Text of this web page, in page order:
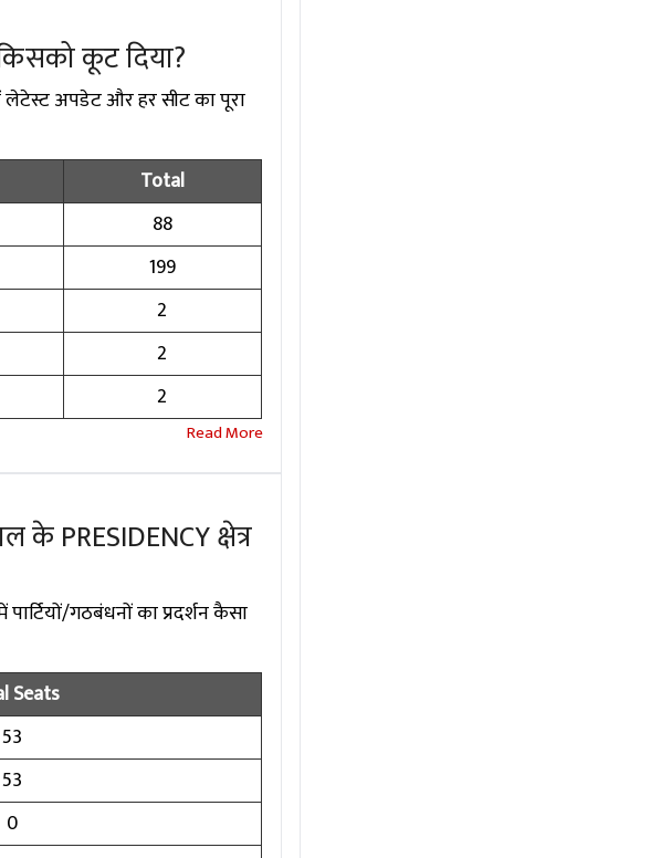
कूट दिया?
लेटेस्ट अपडेट और हर सीट का पूरा
Total
88
199
2
2
2
PRESIDENCY क्षेत्र
गठबंधनों का प्रदर्शन कैसा
Seats
53
53
0